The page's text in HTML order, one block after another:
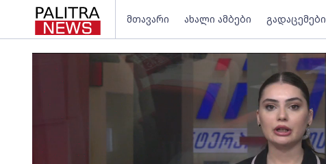
მთავარი ახალი ამბები გადაცემები